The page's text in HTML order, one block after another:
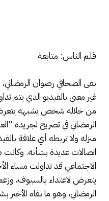
قلم الناس: متابعة
نفى الصحافي رضوان الرمضاني،
غير معني بالفيديو الذي يتم
من خلاله شخص يشبهه
الرمضاني في تصريح لجريدة
منزله ولا تربطه أي علاقة
اتصالات عديدة بشأنه.
الاجتماعي قد تداولت مساء
يتعرض لاعتداء بالسيوف،
الرمضاني، وهو ما نفاه الأخير